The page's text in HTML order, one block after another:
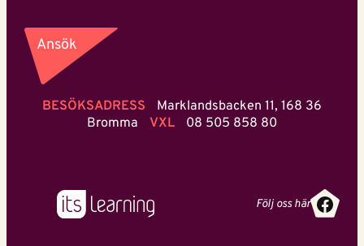
Ansök
BESÖKSADRESS
Marklandsbacken 11, 168 36
Bromma
VXL 08 505 858 80
Följ oss här